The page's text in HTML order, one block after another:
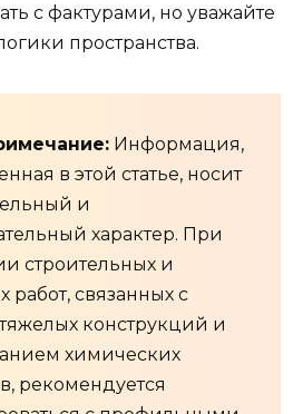
с фактурами, но уважайте
пространства.
Информация,
в этой статье, носит
и
характер. При
строительных и
работ, связанных с
конструкций и
химических
рекомендуется